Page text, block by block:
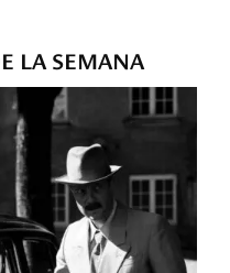
LA SEMANA